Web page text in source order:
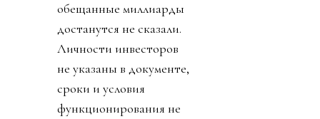
обещанные миллиарды
достанутся не сказали.
Личности инвесторов
не указаны в документе,
сроки и условия
функционирования не